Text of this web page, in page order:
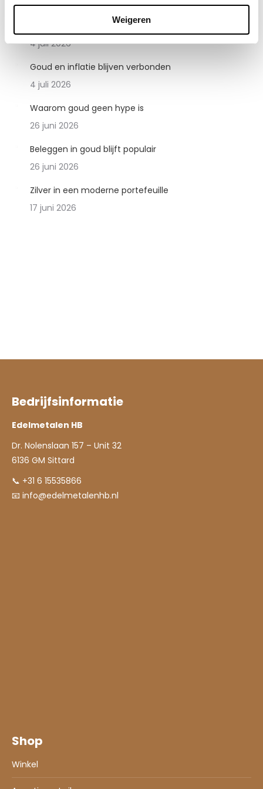
Weigeren
19 juli 2026
Waarom centrale banken goud kopen
4 juli 2026
Goud en inflatie blijven verbonden
4 juli 2026
Waarom goud geen hype is
26 juni 2026
Beleggen in goud blijft populair
26 juni 2026
Zilver in een moderne portefeuille
17 juni 2026
Bedrijfsinformatie
Edelmetalen HB
Dr. Nolenslaan 157 – Unit 32
6136 GM Sittard
📞 +31 6 15535866
📧 info@edelmetalenhb.nl
Shop
Winkel